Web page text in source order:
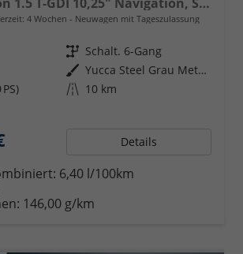
4 Wochen Neuwagen mit Tageszulassung
Getriebe Schalt. 6-Gang
Außenfarbe
Yucca Steel Grau Metallic
Kilometerstand 10 km
Details
6,40 l/100km
146,00 g/km